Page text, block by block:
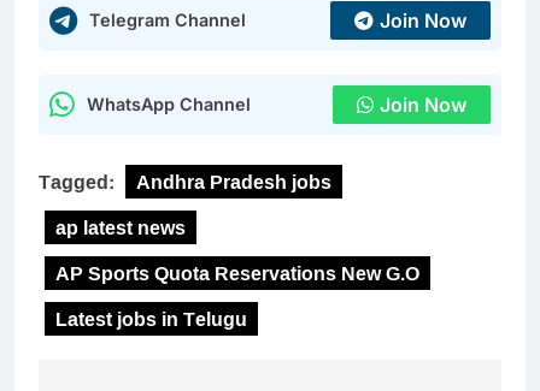
Telegram Channel Join Now
WhatsApp Channel Join Now
Tagged:
Andhra Pradesh jobs
ap latest news
AP Sports Quota Reservations New G.O
Latest jobs in Telugu